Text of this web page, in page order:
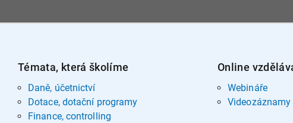
Témata, která školíme
Daně, účetnictví
Dotace, dotační programy
Finance, controlling
Online
Webináře
Videozáznamy